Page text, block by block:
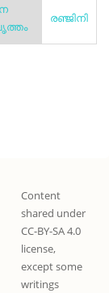
രഞ്ജിനി
Content
shared under
CC-BY-SA 4.0
license,
except some
writings